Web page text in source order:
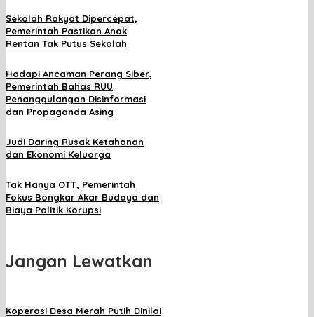
Sekolah Rakyat Dipercepat,
Pemerintah Pastikan Anak
Rentan Tak Putus Sekolah
Hadapi Ancaman Perang Siber,
Pemerintah Bahas RUU
Penanggulangan Disinformasi
dan Propaganda Asing
Judi Daring Rusak Ketahanan
dan Ekonomi Keluarga
Tak Hanya OTT, Pemerintah
Fokus Bongkar Akar Budaya dan
Biaya Politik Korupsi
Jangan Lewatkan
Koperasi Desa Merah Putih Dinilai